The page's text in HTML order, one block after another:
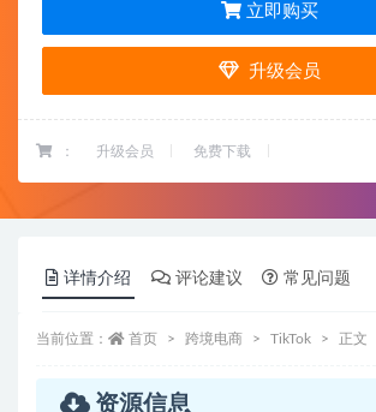
立即购买
升级会员
： 升级会员 免费下载
详情介绍 评论建议 常见问题
当前位置： 首页 跨境电商 TikTok 正文
资源信息